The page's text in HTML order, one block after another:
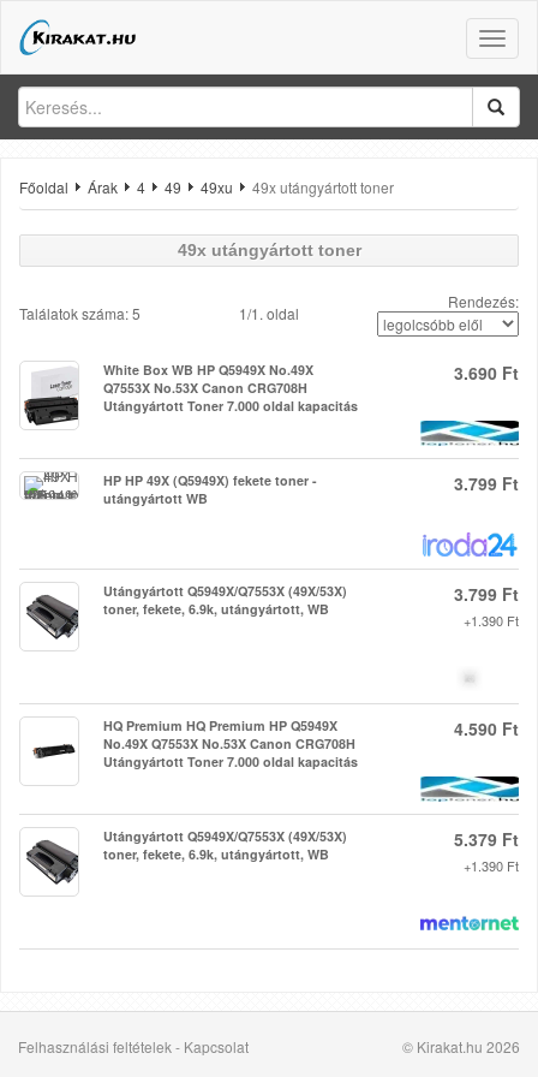
Toggle
Főoldal Árak 4 49 49xu 49x utángyártott toner
49x utángyártott toner
Találatok száma: 5 1/1. oldal
Rendezés:
White Box WB HP Q5949X No.49X
Q7553X No.53X Canon CRG708H
Utángyártott Toner 7.000 oldal kapacitás
3.690 Ft
HP HP 49X (Q5949X) fekete toner -
utángyártott WB
3.799 Ft
Utángyártott Q5949X/Q7553X (49X/53X)
toner, fekete, 6.9k, utángyártott, WB
3.799 Ft
+1.390 Ft
HQ Premium HQ Premium HP Q5949X
No.49X Q7553X No.53X Canon CRG708H
Utángyártott Toner 7.000 oldal kapacitás
4.590 Ft
Utángyártott Q5949X/Q7553X (49X/53X)
toner, fekete, 6.9k, utángyártott, WB
5.379 Ft
+1.390 Ft
Felhasználási feltételek- Kapcsolat © Kirakat.hu 2026